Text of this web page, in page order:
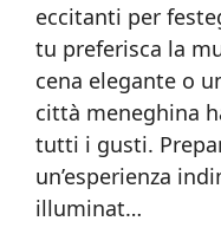
eccitanti per
tu preferisca la
cena elegante o
città meneghina
tutti i gusti.
un’esperienza
illuminat…